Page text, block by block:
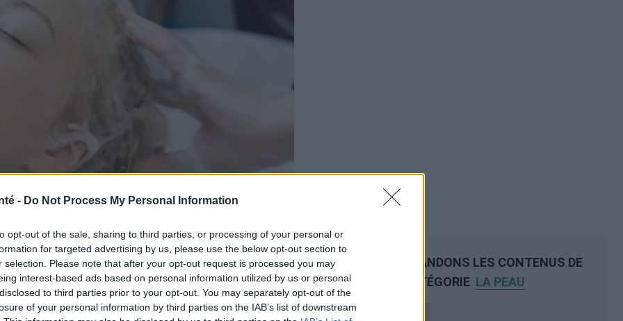
- Do Not Process My Personal Information
opt-out of the sale, sharing to third parties, or processing of your personal or
for targeted advertising by us, please use the below opt-out section to
selection. Please note that after your opt-out request is processed you may
interest-based ads based on personal information utilized by us or personal
to third parties prior to your opt-out. You may separately opt-out of the
of your personal information by third parties on the IAB’s list of downstream
PantherMedia
NOUS RECOMMANDONS LES CONTENUS DE
LA CATÉGORIE LA PEAU